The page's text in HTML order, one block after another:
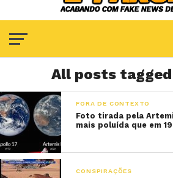
All posts
FORA DE CONTEXTO
Foto tirada pela
mais poluída que em
CONSPIRAÇÕES